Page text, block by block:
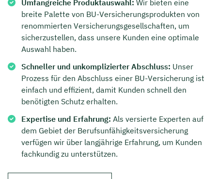
Umfangreiche Produktauswahl: Wir bieten eine
breite Palette von BU-Versicherungsprodukten von
renommierten Versicherungsgesellschaften, um
sicherzustellen, dass unsere Kunden eine optimale
Auswahl haben.
Schneller und unkomplizierter Abschluss: Unser
Prozess für den Abschluss einer BU-Versicherung ist
einfach und effizient, damit Kunden schnell den
benötigten Schutz erhalten.
Expertise und Erfahrung: Als versierte Experten auf
dem Gebiet der Berufsunfähigkeitsversicherung
verfügen wir über langjährige Erfahrung, um Kunden
fachkundig zu unterstützen.